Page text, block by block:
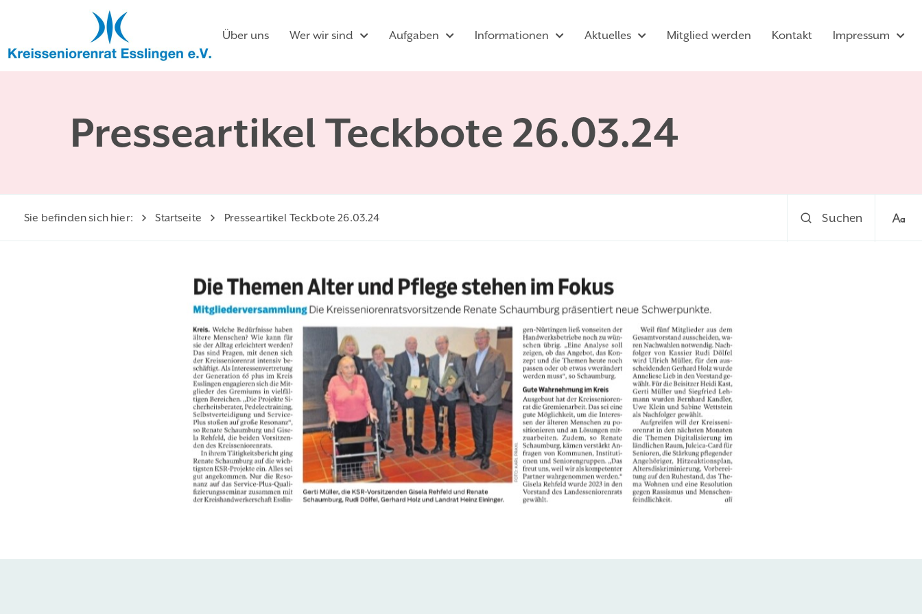
Über uns Wer wir sind Aufgaben Informationen Aktuelles Mitglied werden Kontakt Impressum
Presseartikel Teckbote 26.03.24
Sie befinden sich hier: Startseite Presseartikel Teckbote 26.03.24 Suchen